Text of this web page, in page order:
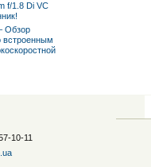
f/1.8 Di VC
Обзор
встроенным
10-11